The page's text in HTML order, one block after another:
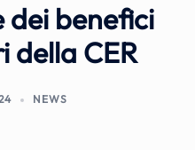
dei benefici
della CER
NEWS